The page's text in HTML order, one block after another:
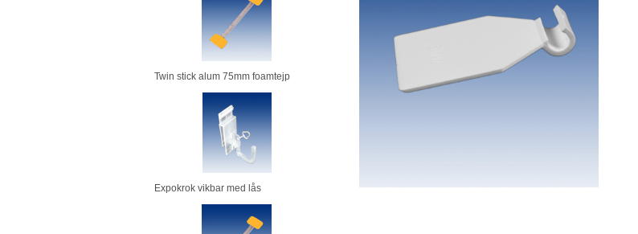
Twin stick alum 75mm foamtejp
Expokrok vikbar med lås